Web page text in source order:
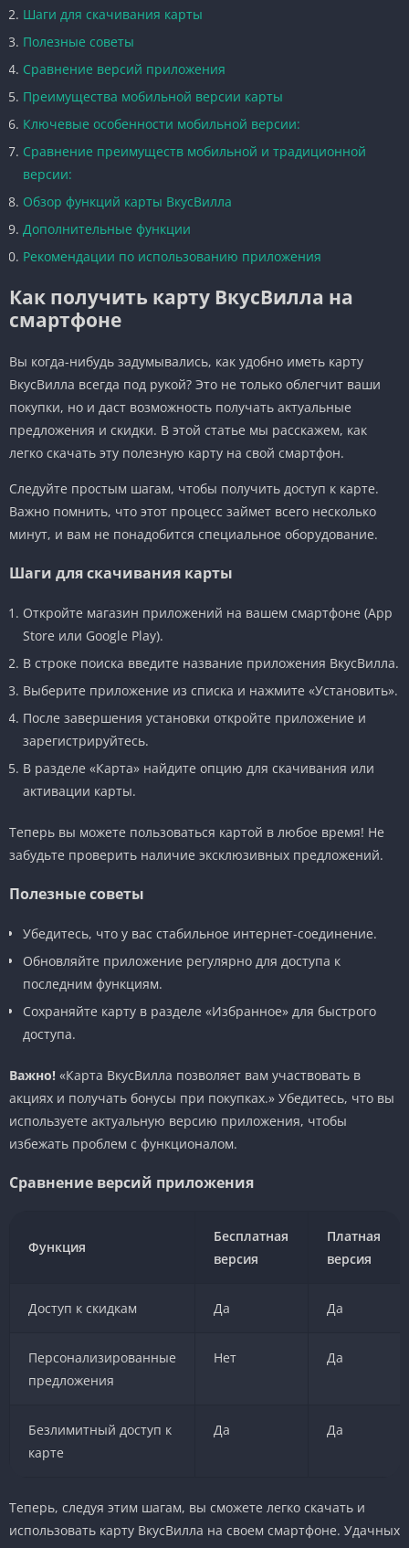
Шаги для скачивания карты
Полезные советы
Сравнение версий приложения
Преимущества мобильной версии карты
Ключевые особенности мобильной версии:
Сравнение преимуществ мобильной и традиционной
версии:
Обзор функций карты ВкусВилла
Дополнительные функции
Рекомендации по использованию приложения
Как получить карту ВкусВилла на
смартфоне
Вы когда-нибудь задумывались, как удобно иметь карту
ВкусВилла всегда под рукой? Это не только облегчит ваши
покупки, но и даст возможность получать актуальные
предложения и скидки. В этой статье мы расскажем, как
легко скачать эту полезную карту на свой смартфон.
Следуйте простым шагам, чтобы получить доступ к карте.
Важно помнить, что этот процесс займет всего несколько
минут, и вам не понадобится специальное оборудование.
Шаги для скачивания карты
Откройте магазин приложений на вашем смартфоне (App
Store или Google Play).
В строке поиска введите название приложения ВкусВилла.
Выберите приложение из списка и нажмите «Установить».
После завершения установки откройте приложение и
зарегистрируйтесь.
В разделе «Карта» найдите опцию для скачивания или
активации карты.
Теперь вы можете пользоваться картой в любое время! Не
забудьте проверить наличие эксклюзивных предложений.
Полезные советы
Убедитесь, что у вас стабильное интернет-соединение.
Обновляйте приложение регулярно для доступа к
последним функциям.
Сохраняйте карту в разделе «Избранное» для быстрого
доступа.
Важно! «Карта ВкусВилла позволяет вам участвовать в
акциях и получать бонусы при покупках.» Убедитесь, что вы
используете актуальную версию приложения, чтобы
избежать проблем с функционалом.
Сравнение версий приложения
Функция
Бесплатная
версия
Платная
версия
Доступ к скидкам Да Да
Персонализированные
предложения
Нет Да
Безлимитный доступ к
карте
Да Да
Теперь, следуя этим шагам, вы сможете легко скачать и
использовать карту ВкусВилла на своем смартфоне. Удачных